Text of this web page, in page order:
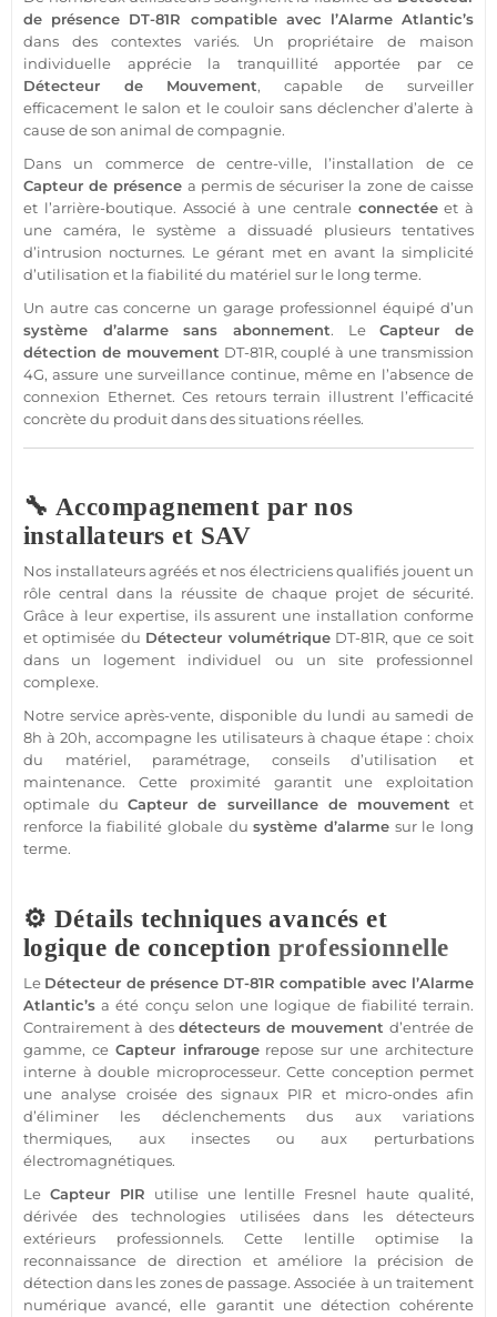
de présence DT-81R compatibleavec l’Alarme Atlantic’s
dans des contextes variés. Un propriétaire de maison
individuelle apprécie la tranquillité apportée par ce
Détecteur de Mouvement, capable de surveiller
efficacement le salon et le couloir sans déclencher d’alerte à
cause de son animal de compagnie.
Dans un commercede centre-ville, l’installation de ce
Capteur de présence a permis de sécuriser la zone de caisse
et l’arrière-boutique. Associé à une centrale connectéeet à
une caméra, le système a dissuadé plusieurs tentatives
d’intrusion nocturnes. Le gérant met en avant la simplicité
d’utilisation et la fiabilité du matériel sur le long terme.
Un autre cas concerne un garage professionnel équipé d’un
système d’alarme sans abonnement. LeCapteur de
détection de mouvement DT-81R, couplé à unetransmission
4G, assure unesurveillance continue, même en l’absence de
connexion Ethernet. Ces retours terrain illustrent l’efficacité
concrète du produit dans des situations réelles.
🔧 Accompagnement par nos
installateurs et SAV
Nos installateurs agréés et nos électriciens qualifiés jouent un
rôle central dans la réussite de chaque projet de sécurité.
Grâce à leur expertise, ils assurent une installation conforme
et optimisée du Détecteur volumétrique DT-81R, que ce soit
dans un logement individuel ou un site professionnel
complexe.
Notre service après-vente, disponible du lundi au samedi de
8h à 20h, accompagne les utilisateurs à chaque étape : choix
du matériel, paramétrage, conseils d’utilisation et
maintenance. Cette proximité garantit une exploitation
optimale duCapteur de surveillancede mouvement et
renforce la fiabilité globale dusystème d’alarme sur le long
terme.
⚙️ Détails techniques avancés et
logique de conception professionnelle
Le Détecteur de présence DT-81R compatible avec l’Alarme
Atlantic’s a été conçu selon une logique de fiabilité terrain.
Contrairement à des détecteurs de mouvement d’entrée de
gamme, ce Capteurinfrarougerepose sur une architecture
interne à double microprocesseur. Cette conception permet
une analyse croisée des signaux PIR et micro-ondes afin
d’éliminer les déclenchements dus aux variations
thermiques, aux insectes ou aux perturbations
électromagnétiques.
Le CapteurPIR utilise une lentille Fresnel haute qualité,
dérivée des technologies utilisées dans les détecteurs
extérieurs professionnels. Cette lentille optimise la
reconnaissance de direction et améliore la précision de
détection dans les zones de passage. Associée à un traitement
numérique avancé, elle garantit une détection cohérente